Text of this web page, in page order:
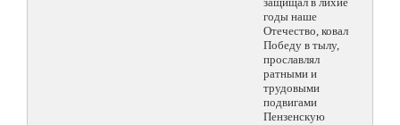
годы наше
Отечество, ковал
Победу в тылу,
прославлял
ратными и
трудовыми
подвигами
Пензенскую